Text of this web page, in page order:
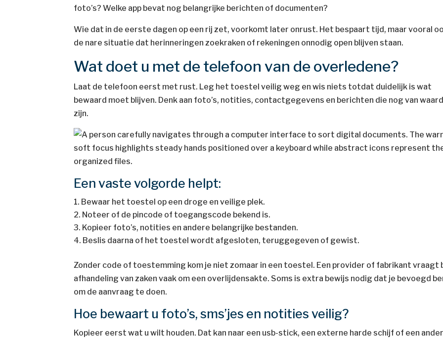
foto’s? Welke app bevat nog belangrijke berichten of documenten?
Wie dat in de eerste dagen op een rij zet, voorkomt later onrust. Het bespaart tijd, maar vooral
de nare situatie dat herinneringen zoekraken of rekeningen onnodig open blijven staan.
Wat doet u met de telefoon van de overledene?
Laat de telefoon eerst met rust. Leg het toestel veilig weg en wis niets totdat duidelijk is wat
bewaard moet blijven. Denk aan foto’s, notities, contactgegevens en berichten die nog van
zijn.
Een vaste volgorde helpt:
Bewaar het toestel op een droge en veilige plek.
Noteer of de pincode of toegangscode bekend is.
Kopieer foto’s, notities en andere belangrijke bestanden.
Beslis daarna of het toestel wordt afgesloten, teruggegeven of gewist.
Zonder code of toestemming kom je niet zomaar in een toestel. Een provider of fabrikant vraagt
afhandeling van zaken vaak om een overlijdensakte. Soms is extra bewijs nodig dat je bevoegd
om de aanvraag te doen.
Hoe bewaart u foto’s, sms’jes en notities veilig?
Kopieer eerst wat u wilt houden. Dat kan naar een usb-stick, een externe harde schijf of een